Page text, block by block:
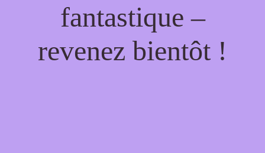
fantastique –
revenez bientôt !